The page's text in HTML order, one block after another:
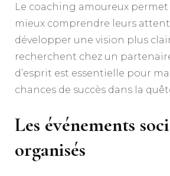
Le coaching amoureux permet
mieux comprendre leurs
développer une vision plus
recherchent chez un
d’esprit est essentielle pour
chances de succès dans la
Les événements
organisés